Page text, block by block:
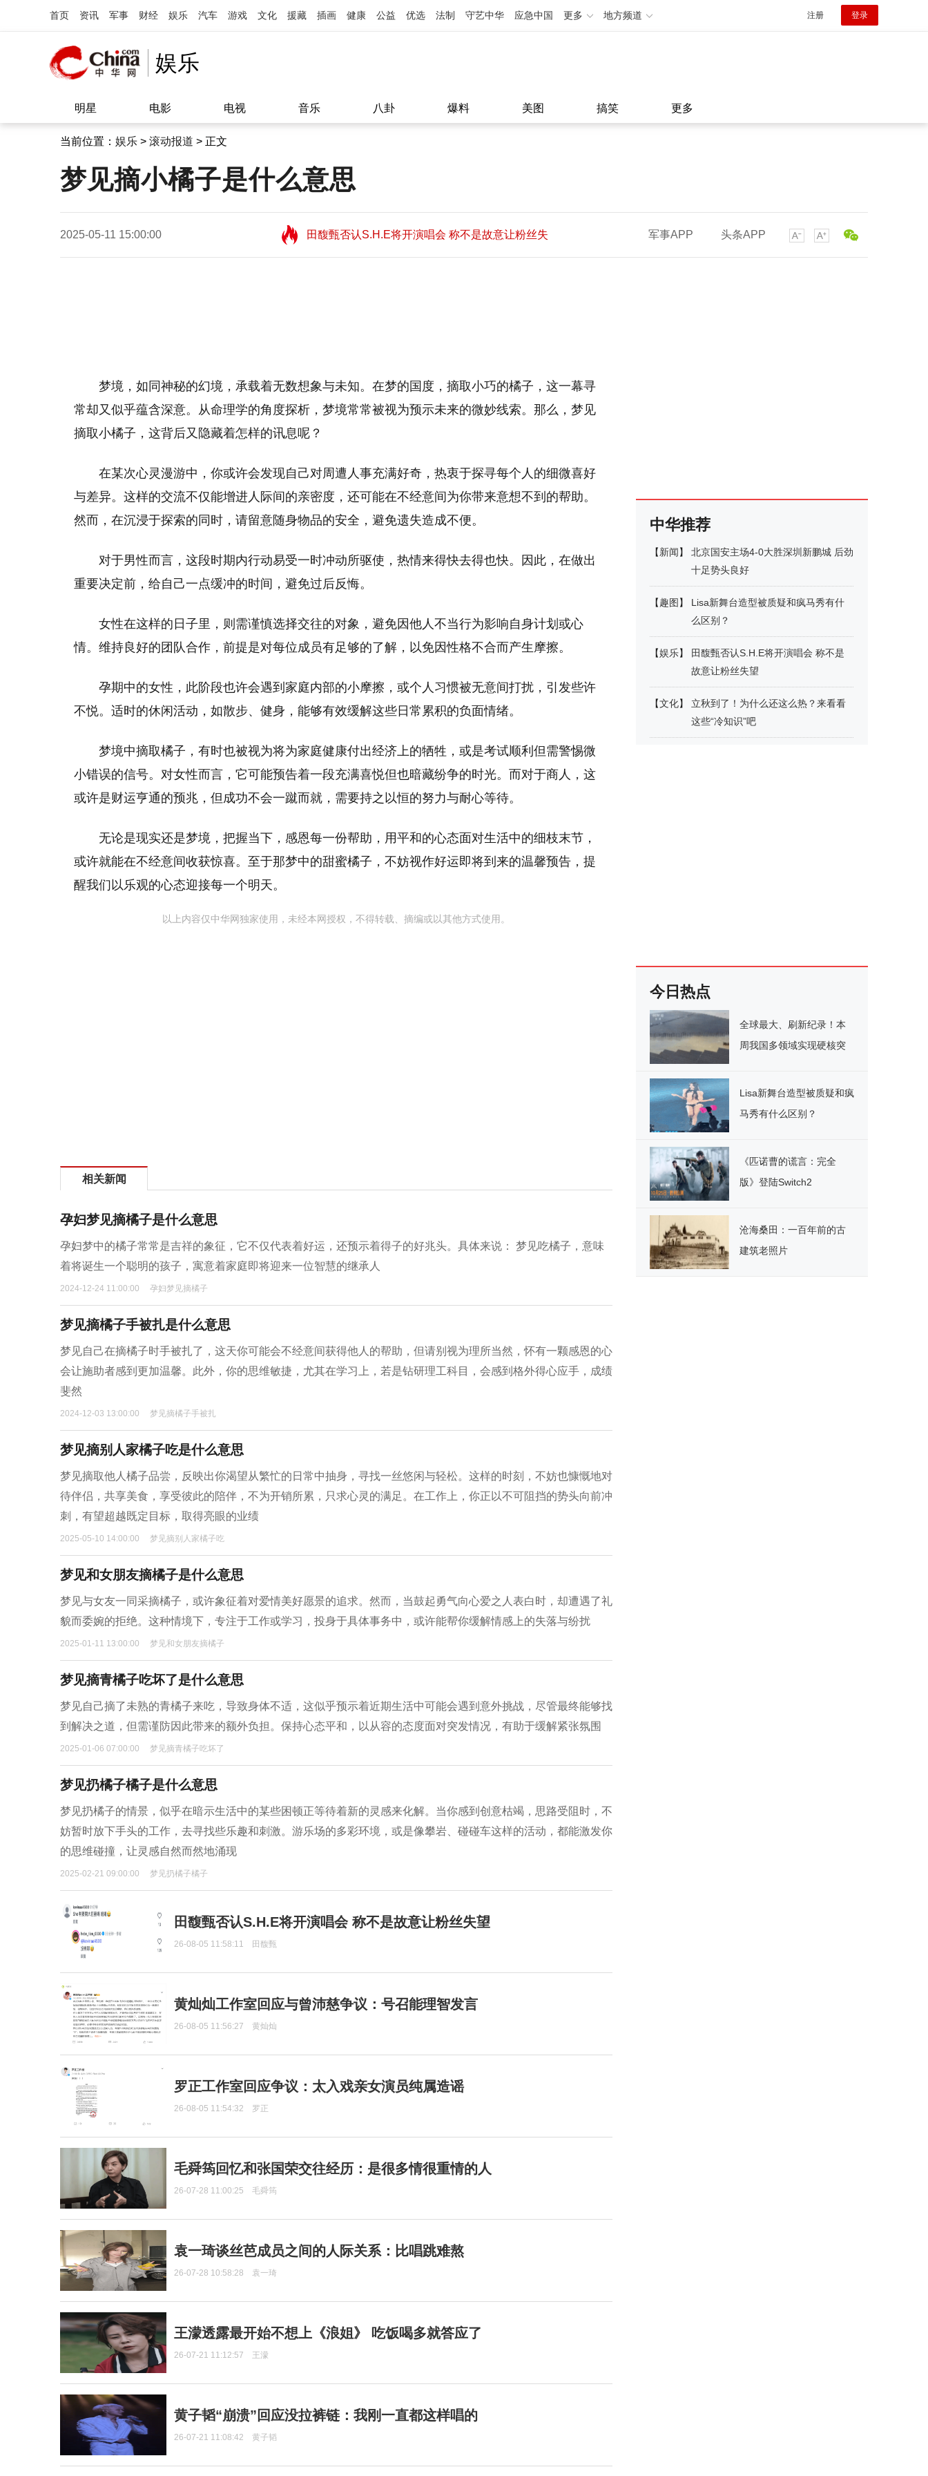
首页 资讯 军事 财经 娱乐 汽车 游戏 文化 援藏 插画 健康 公益 优选 法制 守艺中华 应急中国 更多 地方频道 注册 登录
娱乐
明星 电影 电视 音乐 八卦 爆料 美图 搞笑 更多
当前位置： 娱乐 > 滚动报道 > 正文
梦见摘小橘子是什么意思
2025-05-11 15:00:00
田馥甄否认S.H.E将开演唱会 称不是故意让粉丝失
望11:08
田馥甄否认S.H.E将开演唱会 称不是故意让粉丝失
军事APP 头条APP
梦境，如同神秘的幻境，承载着无数想象与未知。在梦的国度，摘取小巧的橘子，这一幕寻
常却又似乎蕴含深意。从命理学的角度探析，梦境常常被视为预示未来的微妙线索。那么，梦见
摘取小橘子，这背后又隐藏着怎样的讯息呢？
在某次心灵漫游中，你或许会发现自己对周遭人事充满好奇，热衷于探寻每个人的细微喜好
与差异。这样的交流不仅能增进人际间的亲密度，还可能在不经意间为你带来意想不到的帮助。
然而，在沉浸于探索的同时，请留意随身物品的安全，避免遗失造成不便。
对于男性而言，这段时期内行动易受一时冲动所驱使，热情来得快去得也快。因此，在做出
重要决定前，给自己一点缓冲的时间，避免过后反悔。
女性在这样的日子里，则需谨慎选择交往的对象，避免因他人不当行为影响自身计划或心
情。维持良好的团队合作，前提是对每位成员有足够的了解，以免因性格不合而产生摩擦。
孕期中的女性，此阶段也许会遇到家庭内部的小摩擦，或个人习惯被无意间打扰，引发些许
不悦。适时的休闲活动，如散步、健身，能够有效缓解这些日常累积的负面情绪。
梦境中摘取橘子，有时也被视为将为家庭健康付出经济上的牺牲，或是考试顺利但需警惕微
小错误的信号。对女性而言，它可能预告着一段充满喜悦但也暗藏纷争的时光。而对于商人，这
或许是财运亨通的预兆，但成功不会一蹴而就，需要持之以恒的努力与耐心等待。
无论是现实还是梦境，把握当下，感恩每一份帮助，用平和的心态面对生活中的细枝末节，
或许就能在不经意间收获惊喜。至于那梦中的甜蜜橘子，不妨视作好运即将到来的温馨预告，提
醒我们以乐观的心态迎接每一个明天。
以上内容仅中华网独家使用，未经本网授权，不得转载、摘编或以其他方式使用。
相关新闻
孕妇梦见摘橘子是什么意思
孕妇梦中的橘子常常是吉祥的象征，它不仅代表着好运，还预示着得子的好兆头。具体来说： 梦见吃橘子，意味
着将诞生一个聪明的孩子，寓意着家庭即将迎来一位智慧的继承人
2024-12-24 11:00:00 孕妇梦见摘橘子
梦见摘橘子手被扎是什么意思
梦见自己在摘橘子时手被扎了，这天你可能会不经意间获得他人的帮助，但请别视为理所当然，怀有一颗感恩的心
会让施助者感到更加温馨。此外，你的思维敏捷，尤其在学习上，若是钻研理工科目，会感到格外得心应手，成绩
斐然
2024-12-03 13:00:00 梦见摘橘子手被扎
梦见摘别人家橘子吃是什么意思
梦见摘取他人橘子品尝，反映出你渴望从繁忙的日常中抽身，寻找一丝悠闲与轻松。这样的时刻，不妨也慷慨地对
待伴侣，共享美食，享受彼此的陪伴，不为开销所累，只求心灵的满足。在工作上，你正以不可阻挡的势头向前冲
刺，有望超越既定目标，取得亮眼的业绩
2025-05-10 14:00:00 梦见摘别人家橘子吃
梦见和女朋友摘橘子是什么意思
梦见与女友一同采摘橘子，或许象征着对爱情美好愿景的追求。然而，当鼓起勇气向心爱之人表白时，却遭遇了礼
貌而委婉的拒绝。这种情境下，专注于工作或学习，投身于具体事务中，或许能帮你缓解情感上的失落与纷扰
2025-01-11 13:00:00 梦见和女朋友摘橘子
梦见摘青橘子吃坏了是什么意思
梦见自己摘了未熟的青橘子来吃，导致身体不适，这似乎预示着近期生活中可能会遇到意外挑战，尽管最终能够找
到解决之道，但需谨防因此带来的额外负担。保持心态平和，以从容的态度面对突发情况，有助于缓解紧张氛围
2025-01-06 07:00:00 梦见摘青橘子吃坏了
梦见扔橘子橘子是什么意思
梦见扔橘子的情景，似乎在暗示生活中的某些困顿正等待着新的灵感来化解。当你感到创意枯竭，思路受阻时，不
妨暂时放下手头的工作，去寻找些乐趣和刺激。游乐场的多彩环境，或是像攀岩、碰碰车这样的活动，都能激发你
的思维碰撞，让灵感自然而然地涌现
2025-02-21 09:00:00 梦见扔橘子橘子
田馥甄否认S.H.E将开演唱会 称不是故意让粉丝失望
26-08-05 11:58:11 田馥甄
黄灿灿工作室回应与曾沛慈争议：号召能理智发言
26-08-05 11:56:27 黄灿灿
罗正工作室回应争议：太入戏亲女演员纯属造谣
26-08-05 11:54:32 罗正
毛舜筠回忆和张国荣交往经历：是很多情很重情的人
26-07-28 11:00:25 毛舜筠
袁一琦谈丝芭成员之间的人际关系：比唱跳难熬
26-07-28 10:58:28 袁一琦
王濛透露最开始不想上《浪姐》 吃饭喝多就答应了
26-07-21 11:12:57 王濛
黄子韬“崩溃”回应没拉裤链：我刚一直都这样唱的
26-07-21 11:08:42 黄子韬
中华推荐
【新闻】
北京国安主场4-0大胜深圳新鹏城 后劲
十足势头良好
【趣图 】
Lisa新舞台造型被质疑和疯马秀有什
么区别？
【娱乐】
田馥甄否认S.H.E将开演唱会 称不是
故意让粉丝失望
【文化】
立秋到了！为什么还这么热？来看看
这些“冷知识”吧
今日热点
全球最大、刷新纪录！本
周我国多领域实现硬核突
Lisa新舞台造型被质疑和疯
马秀有什么区别？
《匹诺曹的谎言：完全
版》登陆Switch2
沧海桑田：一百年前的古
建筑老照片